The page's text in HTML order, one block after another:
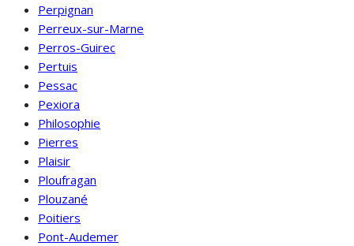
Perpignan
Perreux-sur-Marne
Perros-Guirec
Pertuis
Pessac
Pexiora
Philosophie
Pierres
Plaisir
Ploufragan
Plouzané
Poitiers
Pont-Audemer